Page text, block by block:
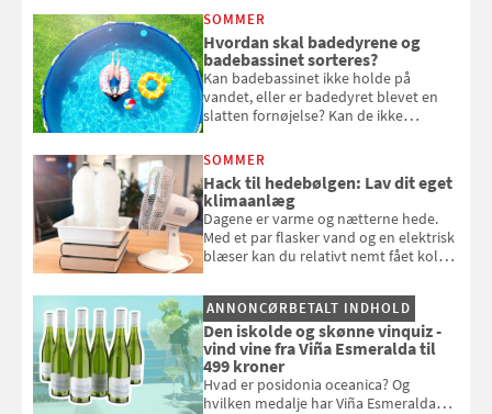
at bede naboen om at vande eller
komme hjem til døde planter
SOMMER
Hvordan skal badedyrene og
badebassinet sorteres?
Kan badebassinet ikke holde på
vandet, eller er badedyret blevet en
slatten fornøjelse? Kan de ikke
opmærksom, når du smider
badebassinet eller et badedyr ud
SOMMER
Hack til hedebølgen: Lav dit eget
klimaanlæg
Dagene er varme og nætterne hede.
Med et par flasker vand og en elektrisk
blæser kan du relativt nemt fået koldt
og se, hvordan du gør
ANNONCØRBETALT INDHOLD
Den iskolde og skønne vinquiz -
vind vine fra Viña Esmeralda til
499 kroner
Hvad er posidonia oceanica? Og
hvilken medalje har Viña Esmeralda